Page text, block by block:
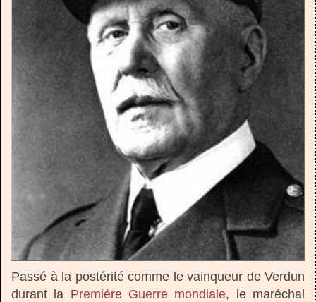
Passé à la postérité comme le vainqueur de Verdun
durant la Première Guerre mondiale, le maréchal